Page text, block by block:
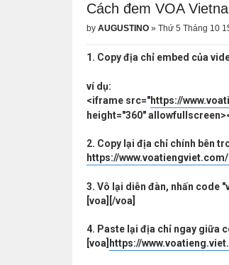
Cách đem VOA
by AUGUSTINO » Thứ 5 Tháng 10
1. Copy địa chỉ embed của
ví dụ:
<iframe src="https://
height="360"
2. Copy lại địa chỉ chính bên
https://
3. Vô lại diễn đàn, nhấn code
[voa][/voa]
4. Paste lại địa chỉ ngay giữa
[voa] https://